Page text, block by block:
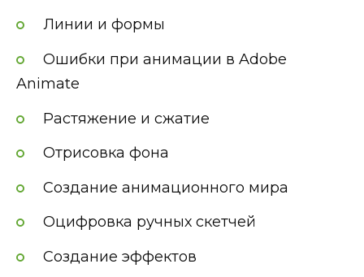
Линии и формы
Ошибки при анимации в Adobe
Animate
Растяжение и сжатие
Отрисовка фона
Создание анимационного мира
Оцифровка ручных скетчей
Создание эффектов